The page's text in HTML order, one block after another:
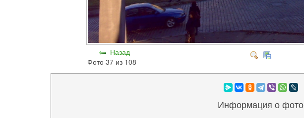
Назад
Фото 37 из 108
Информация о фото